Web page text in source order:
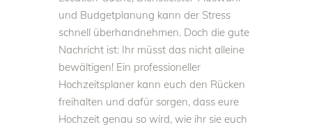
und Budgetplanung kann der Stress
schnell überhandnehmen. Doch die gute
Nachricht ist: Ihr müsst das nicht alleine
bewältigen! Ein professioneller
Hochzeitsplaner kann euch den Rücken
freihalten und dafür sorgen, dass eure
Hochzeit genau so wird, wie ihr sie euch